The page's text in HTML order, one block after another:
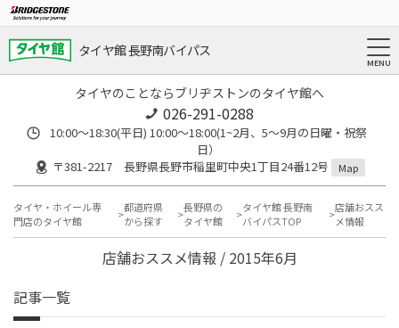
タイヤ館 長野南バイパス
タイヤのことならブリヂストンのタイヤ館へ
026-291-0288
10:00～18:30(平日) 10:00～18:00(1~2月、5～9月の日曜・祝祭
日）
〒381-2217 長野県長野市稲里町中央1丁目24番12号
Map
タイヤ・ホイール専
門店のタイヤ館
都道府県
から探す
長野県の
タイヤ館
タイヤ館 長野南
バイパスTOP
店舗おスス
メ情報
店舗おススメ情報 / 2015年6月
記事一覧